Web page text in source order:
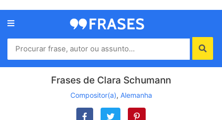
Menu
Home
Autores
Frases de Clara Schumann
Compositor(a), Alemanha